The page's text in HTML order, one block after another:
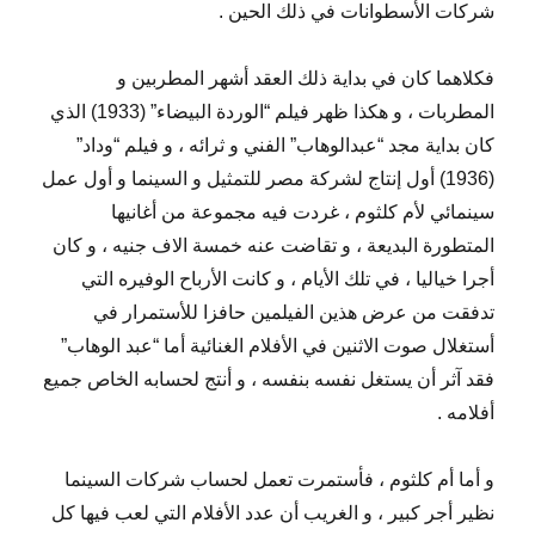
شركات الأسطوانات في ذلك الحين .
فكلاهما كان في بداية ذلك العقد أشهر المطربين و
المطربات ، و هكذا ظهر فيلم “الوردة البيضاء” (1933) الذي
كان بداية مجد “عبدالوهاب” الفني و ثرائه ، و فيلم “وداد”
(1936) أول إنتاج لشركة مصر للتمثيل و السينما و أول عمل
سينمائي لأم كلثوم ، غردت فيه مجموعة من أغانيها
المتطورة البديعة ، و تقاضت عنه خمسة الاف جنيه ، و كان
أجرا خياليا ، في تلك الأيام ، و كانت الأرباح الوفيره التي
تدفقت من عرض هذين الفيلمين حافزا للأستمرار في
أستغلال صوت الاثنين في الأفلام الغنائية أما “عبد الوهاب”
فقد آثر أن يستغل نفسه بنفسه ، و أنتج لحسابه الخاص جميع
أفلامه .
و أما أم كلثوم ، فأستمرت تعمل لحساب شركات السينما
نظير أجر كبير ، و الغريب أن عدد الأفلام التي لعب فيها كل